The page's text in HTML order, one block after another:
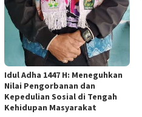
Idul Adha 1447 H: Meneguhkan
Nilai Pengorbanan dan
Kepedulian Sosial di Tengah
Kehidupan Masyarakat